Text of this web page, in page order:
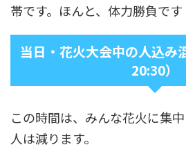
帯です。ほんと、体力勝負です
当日・花火大会中の人込み
20:30）
この時間は、みんな花火に集
人は減ります。